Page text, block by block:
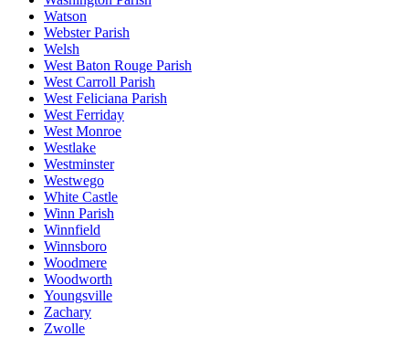
Watson
Webster Parish
Welsh
West Baton Rouge Parish
West Carroll Parish
West Feliciana Parish
West Ferriday
West Monroe
Westlake
Westminster
Westwego
White Castle
Winn Parish
Winnfield
Winnsboro
Woodmere
Woodworth
Youngsville
Zachary
Zwolle